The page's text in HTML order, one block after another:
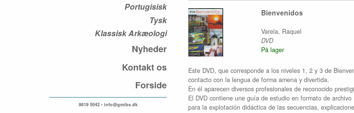
Portugisisk
Tysk
Klassisk Arkæologi
Nyheder
Kontakt os
Forside
8619 5042 • info@gmibs.dk
Bienvenidos
Varela, Raquel
DVD
På lager
Este DVD, que corresponde a los niveles 1, 2 y 3 de
contacto con la lengua de forma amena y divertida.
En él aparecen diversos profesionales de reconocido
El DVD contiene une guía de estudio en formato de
para la explotación didáctica de las secuencias,